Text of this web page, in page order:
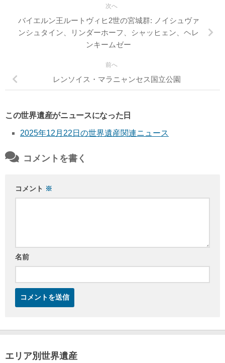
次へ
バイエルン王ルートヴィヒ2世の宮城群: ノイシュヴァ
ンシュタイン、リンダーホーフ、シャッヒェン、ヘレ
ンキームゼー
前へ
レンソイス・マラニャンセス国立公園
この世界遺産がニュースになった日
2025年12月22日の世界遺産関連ニュース
コメントを書く
コメント ※
名前
エリア別世界遺産